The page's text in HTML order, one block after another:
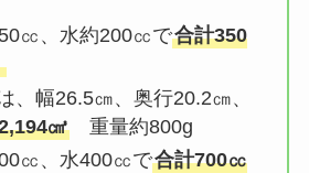
㏄、水約200㏄で合計350
、幅26.5㎝、奥行20.2㎝、
㎤重量約800g
㏄、水400㏄で合計700㏄